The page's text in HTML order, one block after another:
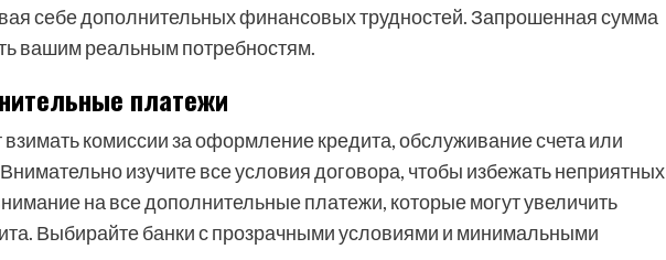
себе дополнительных финансовых трудностей. Запрошенная сумма
вашим реальным потребностям.
платежи
комиссии за оформление кредита, обслуживание счета или
изучите все условия договора, чтобы избежать неприятных
на все дополнительные платежи, которые могут увеличить
Выбирайте банки с прозрачными условиями и минимальными